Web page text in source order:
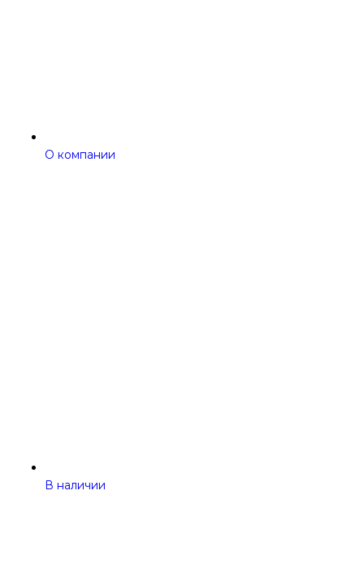
О компании
В наличии